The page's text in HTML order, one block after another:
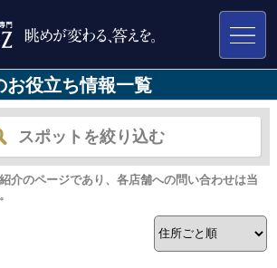
お役立ち情報一覧
スポットを絞り込む
介のページであり、各店舗への問い合わせは当